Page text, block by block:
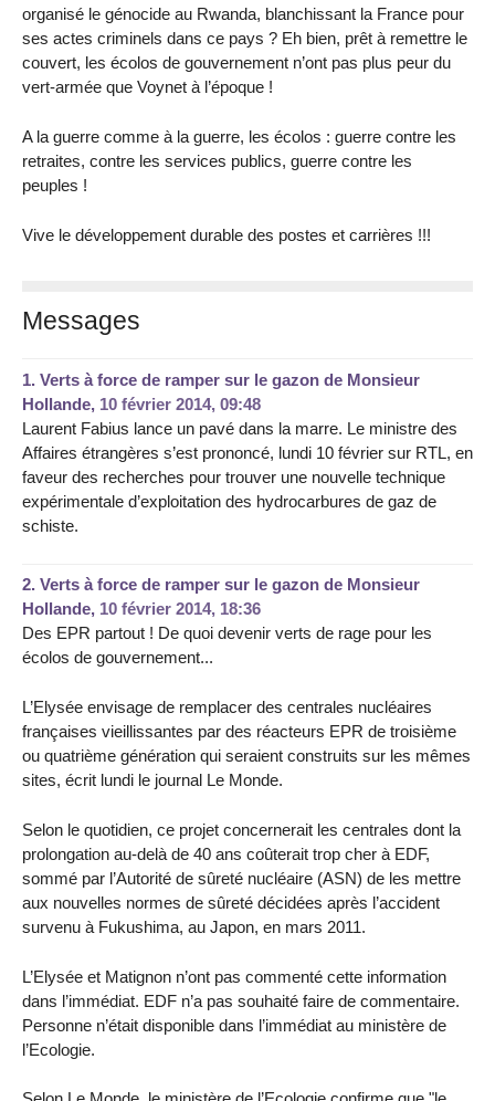
organisé le génocide au Rwanda, blanchissant la France pour
ses actes criminels dans ce pays ? Eh bien, prêt à remettre le
couvert, les écolos de gouvernement n’ont pas plus peur du
vert-armée que Voynet à l’époque !
A la guerre comme à la guerre, les écolos : guerre contre les
retraites, contre les services publics, guerre contre les
peuples !
Vive le développement durable des postes et carrières !!!
Messages
1. Verts à force de ramper sur le gazon de Monsieur
Hollande, 10 février 2014, 09:48
Laurent Fabius lance un pavé dans la marre. Le ministre des
Affaires étrangères s’est prononcé, lundi 10 février sur RTL, en
faveur des recherches pour trouver une nouvelle technique
expérimentale d’exploitation des hydrocarbures de gaz de
schiste.
2. Verts à force de ramper sur le gazon de Monsieur
Hollande, 10 février 2014, 18:36
Des EPR partout ! De quoi devenir verts de rage pour les
écolos de gouvernement...
L’Elysée envisage de remplacer des centrales nucléaires
françaises vieillissantes par des réacteurs EPR de troisième
ou quatrième génération qui seraient construits sur les mêmes
sites, écrit lundi le journal Le Monde.
Selon le quotidien, ce projet concernerait les centrales dont la
prolongation au-delà de 40 ans coûterait trop cher à EDF,
sommé par l’Autorité de sûreté nucléaire (ASN) de les mettre
aux nouvelles normes de sûreté décidées après l’accident
survenu à Fukushima, au Japon, en mars 2011.
L’Elysée et Matignon n’ont pas commenté cette information
dans l’immédiat. EDF n’a pas souhaité faire de commentaire.
Personne n’était disponible dans l’immédiat au ministère de
l’Ecologie.